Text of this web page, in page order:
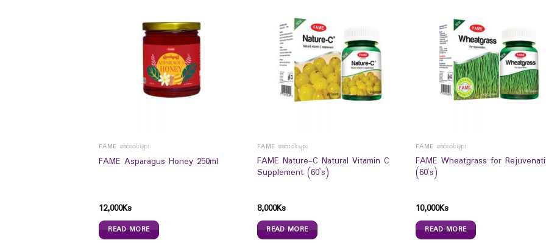
FAME ဆေးဝါးများ
FAME Asparagus Honey 250ml
12,000Ks
READ MORE
FAME ဆေးဝါးများ
FAME Nature-C Natural Vitamin C
Supplement (60`s)
8,000Ks
READ MORE
FAME ဆေးဝါးများ
FAME Wheatgrass for
(60`s)
10,000Ks
READ MORE